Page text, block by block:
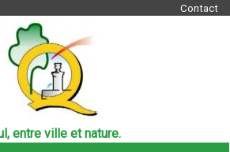
Contact
entre ville et nature.